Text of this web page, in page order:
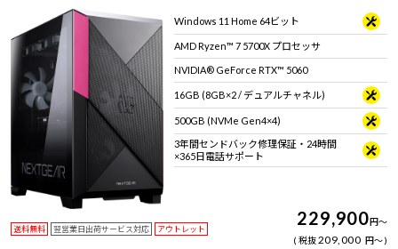
Windows 11 Home 64ビット
AMD Ryzen™ 7 5700X プロセッサ
NVIDIA® GeForce RTX™ 5060
16GB (8GB×2 / デュアルチャネル)
500GB (NVMe Gen4×4)
3年間センドバック修理保証・24時間
×365日電話サポート
送料無料 翌営業日出荷サービス対応 アウトレット 229,900円～
税抜209,000 円～